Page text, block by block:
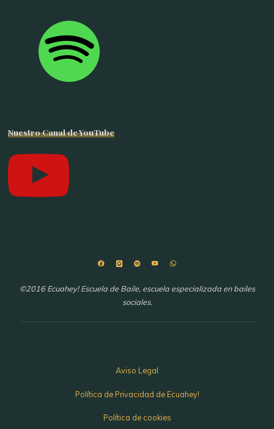
Nuestro Canal de YouTube
©2016 Ecuahey! Escuela de Baile, escuela especializada en bailes
sociales.
Aviso Legal
Política de Privacidad de Ecuahey!
Política de cookies